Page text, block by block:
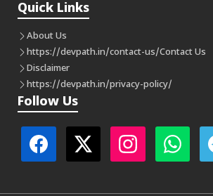
Quick Links
About Us
https://devpath.in/contact-us/Contact Us
Disclaimer
https://devpath.in/privacy-policy/
Follow Us